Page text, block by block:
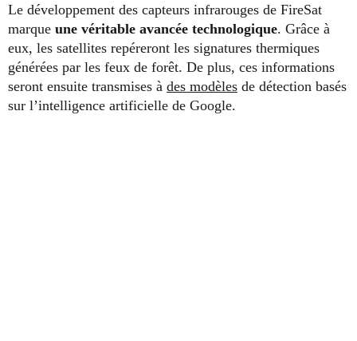
Le développement des capteurs infrarouges de FireSat
marque une véritable avancée technologique. Grâce à
eux, les satellites repéreront les signatures thermiques
générées par les feux de forêt. De plus, ces informations
seront ensuite transmises à des modèles de détection basés
sur l’intelligence artificielle de Google.